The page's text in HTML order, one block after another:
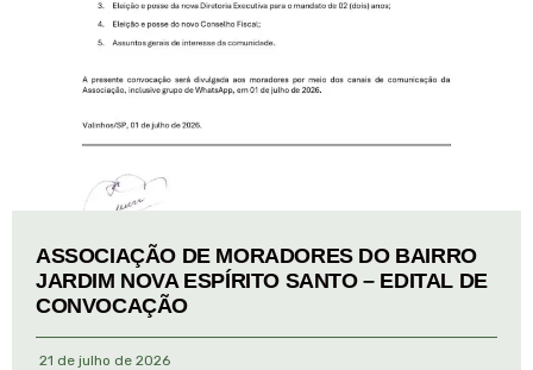
ASSOCIAÇÃO DE MORADORES DO BAIRRO
JARDIM NOVA ESPÍRITO SANTO – EDITAL DE
CONVOCAÇÃO
21 de julho de 2026